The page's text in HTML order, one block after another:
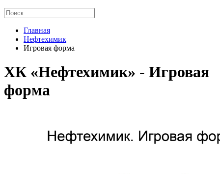
Главная
Нефтехимик
Игровая форма
ХК «Нефтехимик» - Игровая
форма